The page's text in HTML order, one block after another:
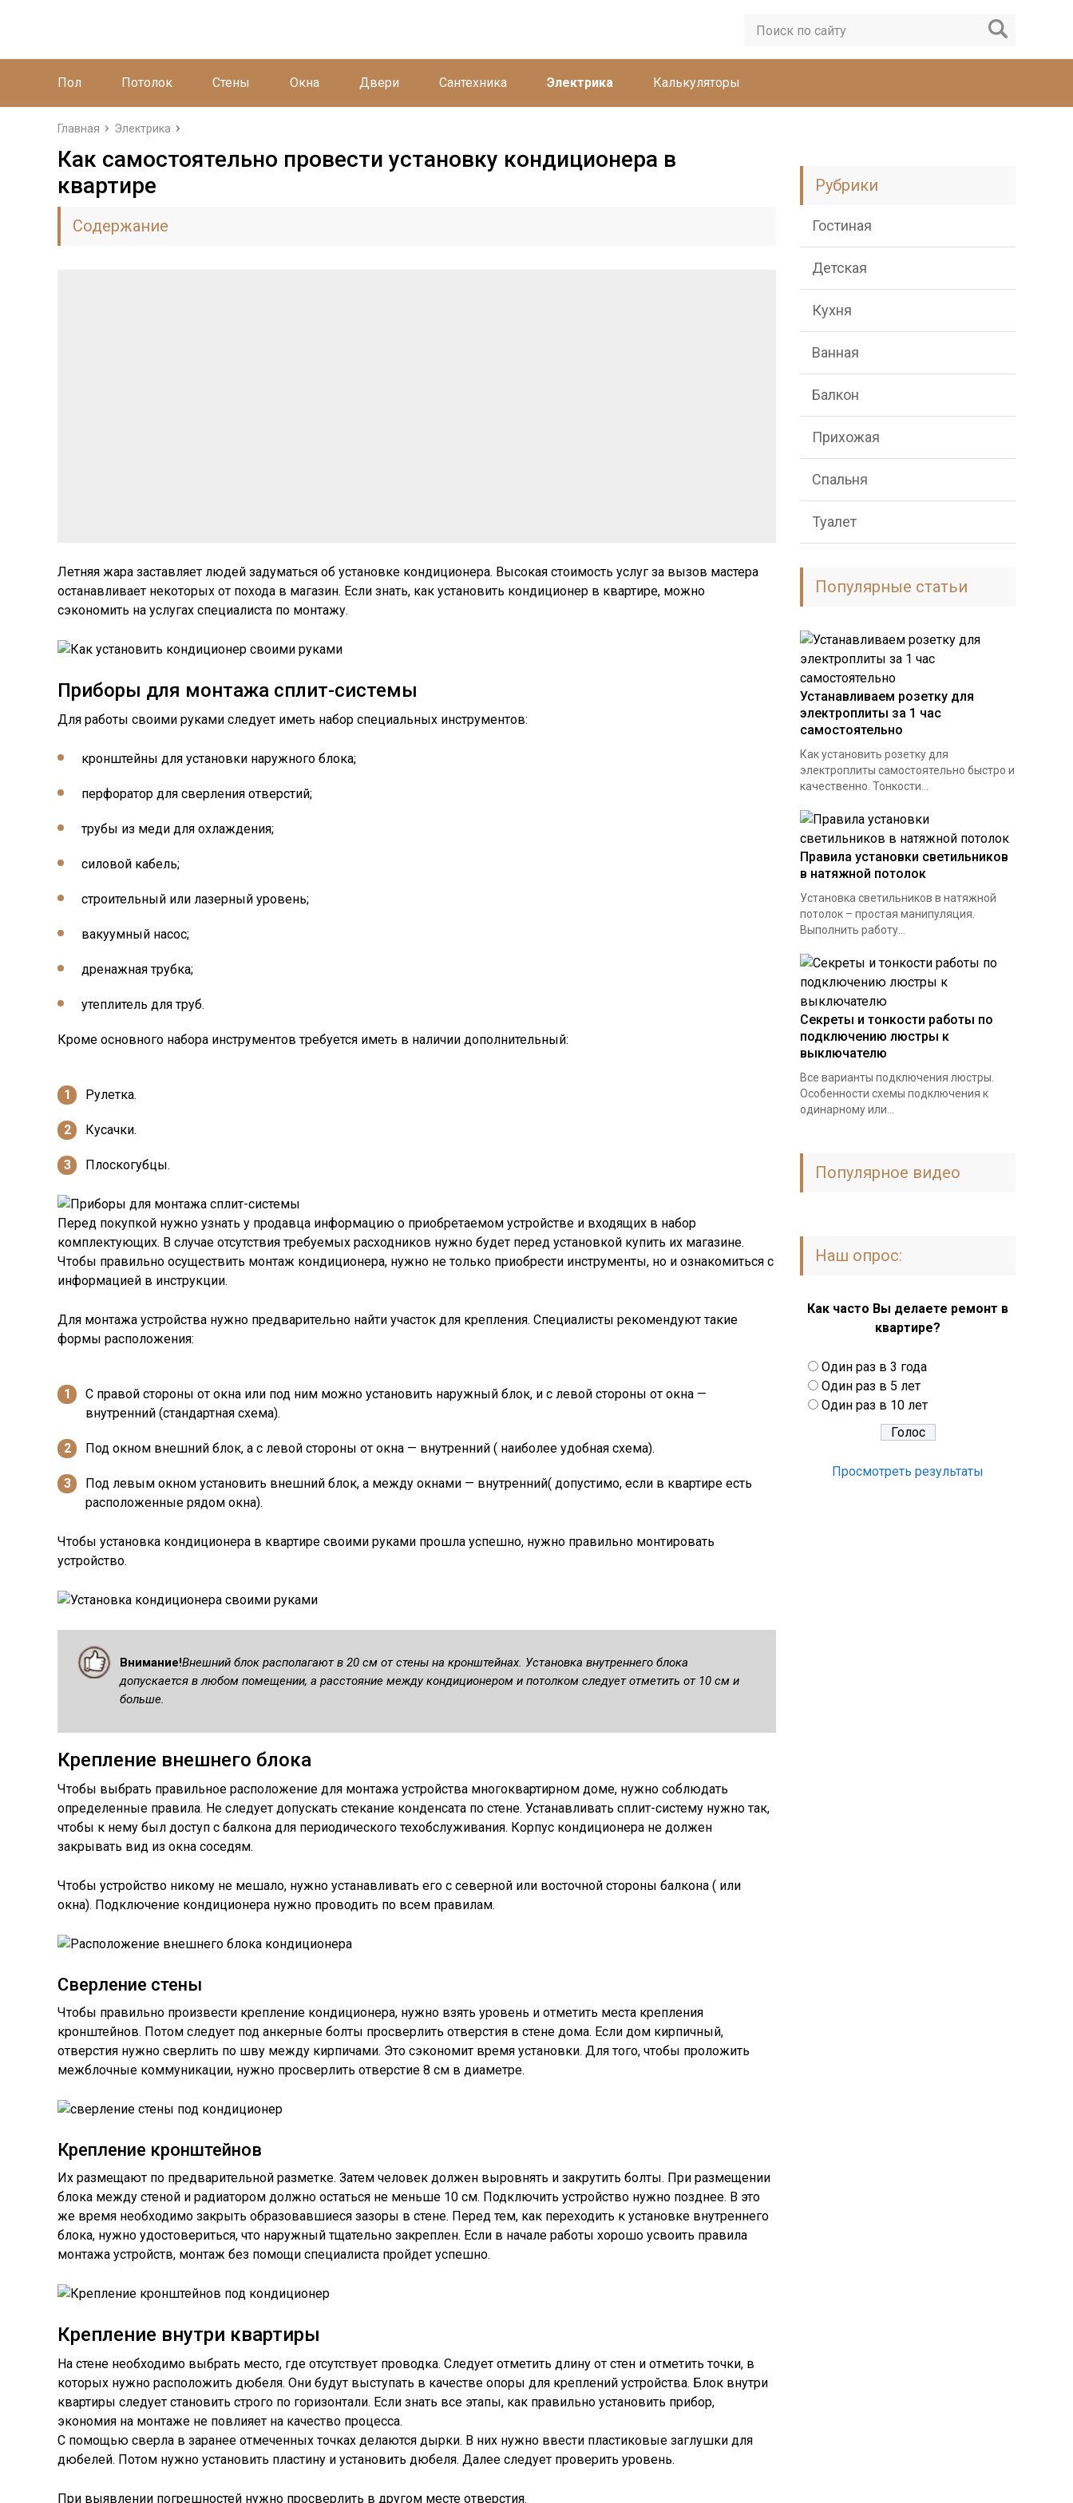
Пол Потолок Стены Окна Двери Сантехника Электрика Калькуляторы
Главная Электрика
Как самостоятельно провести установку кондиционера в
квартире
Содержание
Летняя жара заставляет людей задуматься об установке кондиционера. Высокая стоимость услуг за вызов мастера
останавливает некоторых от похода в магазин. Если знать, как установить кондиционер в квартире, можно
сэкономить на услугах специалиста по монтажу.
Приборы для монтажа сплит-системы
Для работы своими руками следует иметь набор специальных инструментов:
кронштейны для установки наружного блока;
перфоратор для сверления отверстий;
трубы из меди для охлаждения;
силовой кабель;
строительный или лазерный уровень;
вакуумный насос;
дренажная трубка;
утеплитель для труб.
Кроме основного набора инструментов требуется иметь в наличии дополнительный:
Рулетка.
Кусачки.
Плоскогубцы.
Перед покупкой нужно узнать у продавца информацию о приобретаемом устройстве и входящих в набор
комплектующих. В случае отсутствия требуемых расходников нужно будет перед установкой купить их магазине.
Чтобы правильно осуществить монтаж кондиционера, нужно не только приобрести инструменты, но и ознакомиться с
информацией в инструкции.
Для монтажа устройства нужно предварительно найти участок для крепления. Специалисты рекомендуют такие
формы расположения:
С правой стороны от окна или под ним можно установить наружный блок, и с левой стороны от окна —
внутренний (стандартная схема).
Под окном внешний блок, а с левой стороны от окна — внутренний ( наиболее удобная схема).
Под левым окном установить внешний блок, а между окнами — внутренний( допустимо, если в квартире есть
расположенные рядом окна).
Чтобы установка кондиционера в квартире своими руками прошла успешно, нужно правильно монтировать
устройство.
Внимание!Внешний блок располагают в 20 см от стены на кронштейнах. Установка внутреннего блока
допускается в любом помещении, а расстояние между кондиционером и потолком следует отметить от 10 см и
больше.
Крепление внешнего блока
Чтобы выбрать правильное расположение для монтажа устройства многоквартирном доме, нужно соблюдать
определенные правила. Не следует допускать стекание конденсата по стене. Устанавливать сплит-систему нужно так,
чтобы к нему был доступ с балкона для периодического техобслуживания. Корпус кондиционера не должен
закрывать вид из окна соседям.
Чтобы устройство никому не мешало, нужно устанавливать его с северной или восточной стороны балкона ( или
окна). Подключение кондиционера нужно проводить по всем правилам.
Сверление стены
Чтобы правильно произвести крепление кондиционера, нужно взять уровень и отметить места крепления
кронштейнов. Потом следует под анкерные болты просверлить отверстия в стене дома. Если дом кирпичный,
отверстия нужно сверлить по шву между кирпичами. Это сэкономит время установки. Для того, чтобы проложить
межблочные коммуникации, нужно просверлить отверстие 8 см в диаметре.
Крепление кронштейнов
Их размещают по предварительной разметке. Затем человек должен выровнять и закрутить болты. При размещении
блока между стеной и радиатором должно остаться не меньше 10 см. Подключить устройство нужно позднее. В это
же время необходимо закрыть образовавшиеся зазоры в стене. Перед тем, как переходить к установке внутреннего
блока, нужно удостовериться, что наружный тщательно закреплен. Если в начале работы хорошо усвоить правила
монтажа устройств, монтаж без помощи специалиста пройдет успешно.
Крепление внутри квартиры
На стене необходимо выбрать место, где отсутствует проводка. Следует отметить длину от стен и отметить точки, в
которых нужно расположить дюбеля. Они будут выступать в качестве опоры для креплений устройства. Блок внутри
квартиры следует становить строго по горизонтали. Если знать все этапы, как правильно установить прибор,
экономия на монтаже не повлияет на качество процесса.
С помощью сверла в заранее отмеченных точках делаются дырки. В них нужно ввести пластиковые заглушки для
дюбелей. Потом нужно установить пластину и установить дюбеля. Далее следует проверить уровень.
При выявлении погрешностей нужно просверлить в другом месте отверстия.
Рубрики
Гостиная
Детская
Кухня
Ванная
Балкон
Прихожая
Спальня
Туалет
Популярные статьи
Устанавливаем розетку для
электроплиты за 1 час
самостоятельно
Как установить розетку для
электроплиты самостоятельно быстро и
качественно. Тонкости...
Правила установки светильников
в натяжной потолок
Установка светильников в натяжной
потолок – простая манипуляция.
Выполнить работу...
Секреты и тонкости работы по
подключению люстры к
выключателю
Все варианты подключения люстры.
Особенности схемы подключения к
одинарному или...
Популярное видео
Наш опрос:
Как часто Вы делаете ремонт в
квартире?
Один раз в 3 года
Один раз в 5 лет
Один раз в 10 лет
Просмотреть результаты